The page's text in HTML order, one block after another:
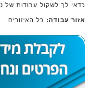
כדאי לך לשקול עבודות של
אזור עבודה: כל האיזורים.